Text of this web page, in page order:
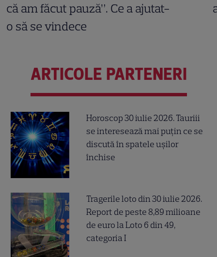
că am făcut pauză”. Ce a ajutat-
o să se vindece
ARTICOLE PARTENERI
Horoscop 30 iulie 2026. Tauriii
se interesează mai puțin ce se
discută în spatele ușilor
închise
Tragerile loto din 30 iulie 2026.
Report de peste 8,89 milioane
de euro la Loto 6 din 49,
categoria I